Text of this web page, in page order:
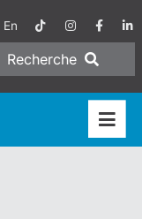
En
Recherche